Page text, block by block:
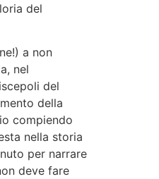
del
a non
nel
del
della
compiendo
nella storia
per narrare
deve fare